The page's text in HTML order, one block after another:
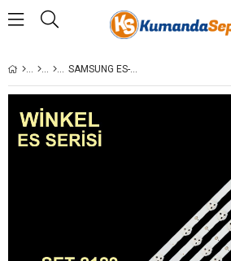
SAMSUNG ES-390,HG32EA470PW, HG32EA475RW, HG32EB460GW, ED32C, ED32D, MD32B, MD32C, UE32EH4000W, UE32EH4003W, UE32EH5000W, UE32EH5200S, UE32EH5300W, UE32EH5450W, UE32EH6030W, ES-390 SET-0390 GEN-390 GEN390 SET0390 STL0495T